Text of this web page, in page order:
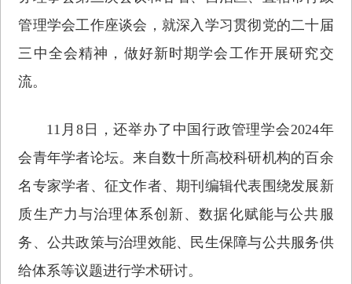
管理学会工作座谈会，就深入学习贯彻党的二十届
三中全会精神，做好新时期学会工作开展研究交
流。
11月8日，还举办了中国行政管理学会2024年
会青年学者论坛。来自数十所高校科研机构的百余
名专家学者、征文作者、期刊编辑代表围绕发展新
质生产力与治理体系创新、数据化赋能与公共服
务、公共政策与治理效能、民生保障与公共服务供
给体系等议题进行学术研讨。